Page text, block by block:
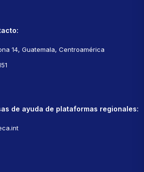
14, Guatemala, Centroamérica
de ayuda de plataformas regionales: